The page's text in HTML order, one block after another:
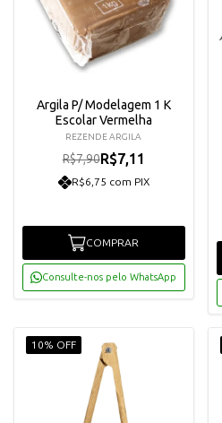
Argila P/ Modelagem 1 K
Escolar Vermelha
REZENDE ARGILA
R$7,90R$7,11
R$6,75 com PIX
COMPRAR
Consulte-nos pelo WhatsApp
10% OFF